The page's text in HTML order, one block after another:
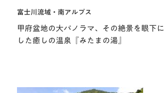
富士川流域・南アルプス
甲府盆地の大パノラマ、その絶景を眼下に
した癒しの温泉『みたまの湯』